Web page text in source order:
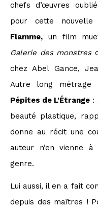
chefs d’œuvres
pour cette nouvelle
Flamme, un film
Galerie des monstres
chez Abel Gance,
Autre long métrage
Pépites de L’Étrange :
beauté plastique,
donne au récit une
auteur n’en vienne
genre.
Lui aussi, il en a fait
depuis des maîtres !